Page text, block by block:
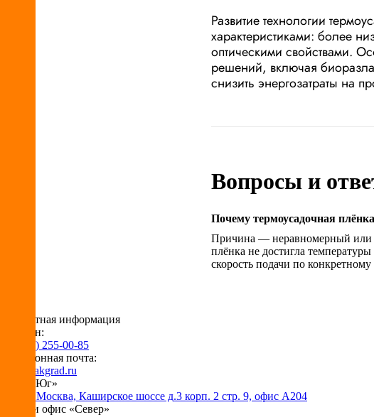
Развитие технологии
характеристиками: более
оптическими свойствами.
решений, включая
снизить энергозатраты на
Вопросы и
Почему термоусадочная
Причина — неравномерный или
плёнка не достигла
скорость подачи по
Контактная информация
Телефон:
+7 (495) 255-00-85
Электронная почта:
info@pakgrad.ru
Офис «Юг»
115230 Москва, Каширское шоссе д.3 корп. 2 стр. 9, офис А204
Склад и офис «Север»